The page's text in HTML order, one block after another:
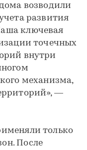
возводили
развития
ключевая
точечных
внутри
механизма,
—
только
После